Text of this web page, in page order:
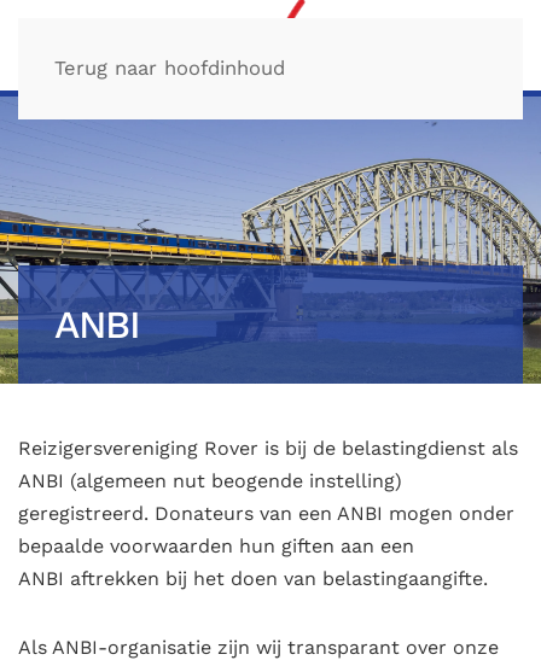
Terug naar hoofdinhoud
ANBI
Reizigersvereniging Rover is bij de belastingdienst als
ANBI (algemeen nut beogende instelling)
geregistreerd. Donateurs van een ANBI mogen onder
bepaalde voorwaarden hun giften aan een
ANBI aftrekken bij het doen van belastingaangifte.
Als ANBI-organisatie zijn wij transparant over onze